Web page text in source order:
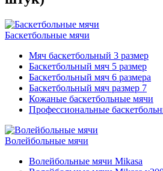
Баскетбольные мячи
Мяч баскетбольный 3 размер
Баскетбольный мяч 5 размер
Баскетбольный мяч 6 размера
Баскетбольный мяч размер 7
Кожаные баскетбольные мячи
Профессиональные
Волейбольные мячи
Волейбольные мячи Mikasa